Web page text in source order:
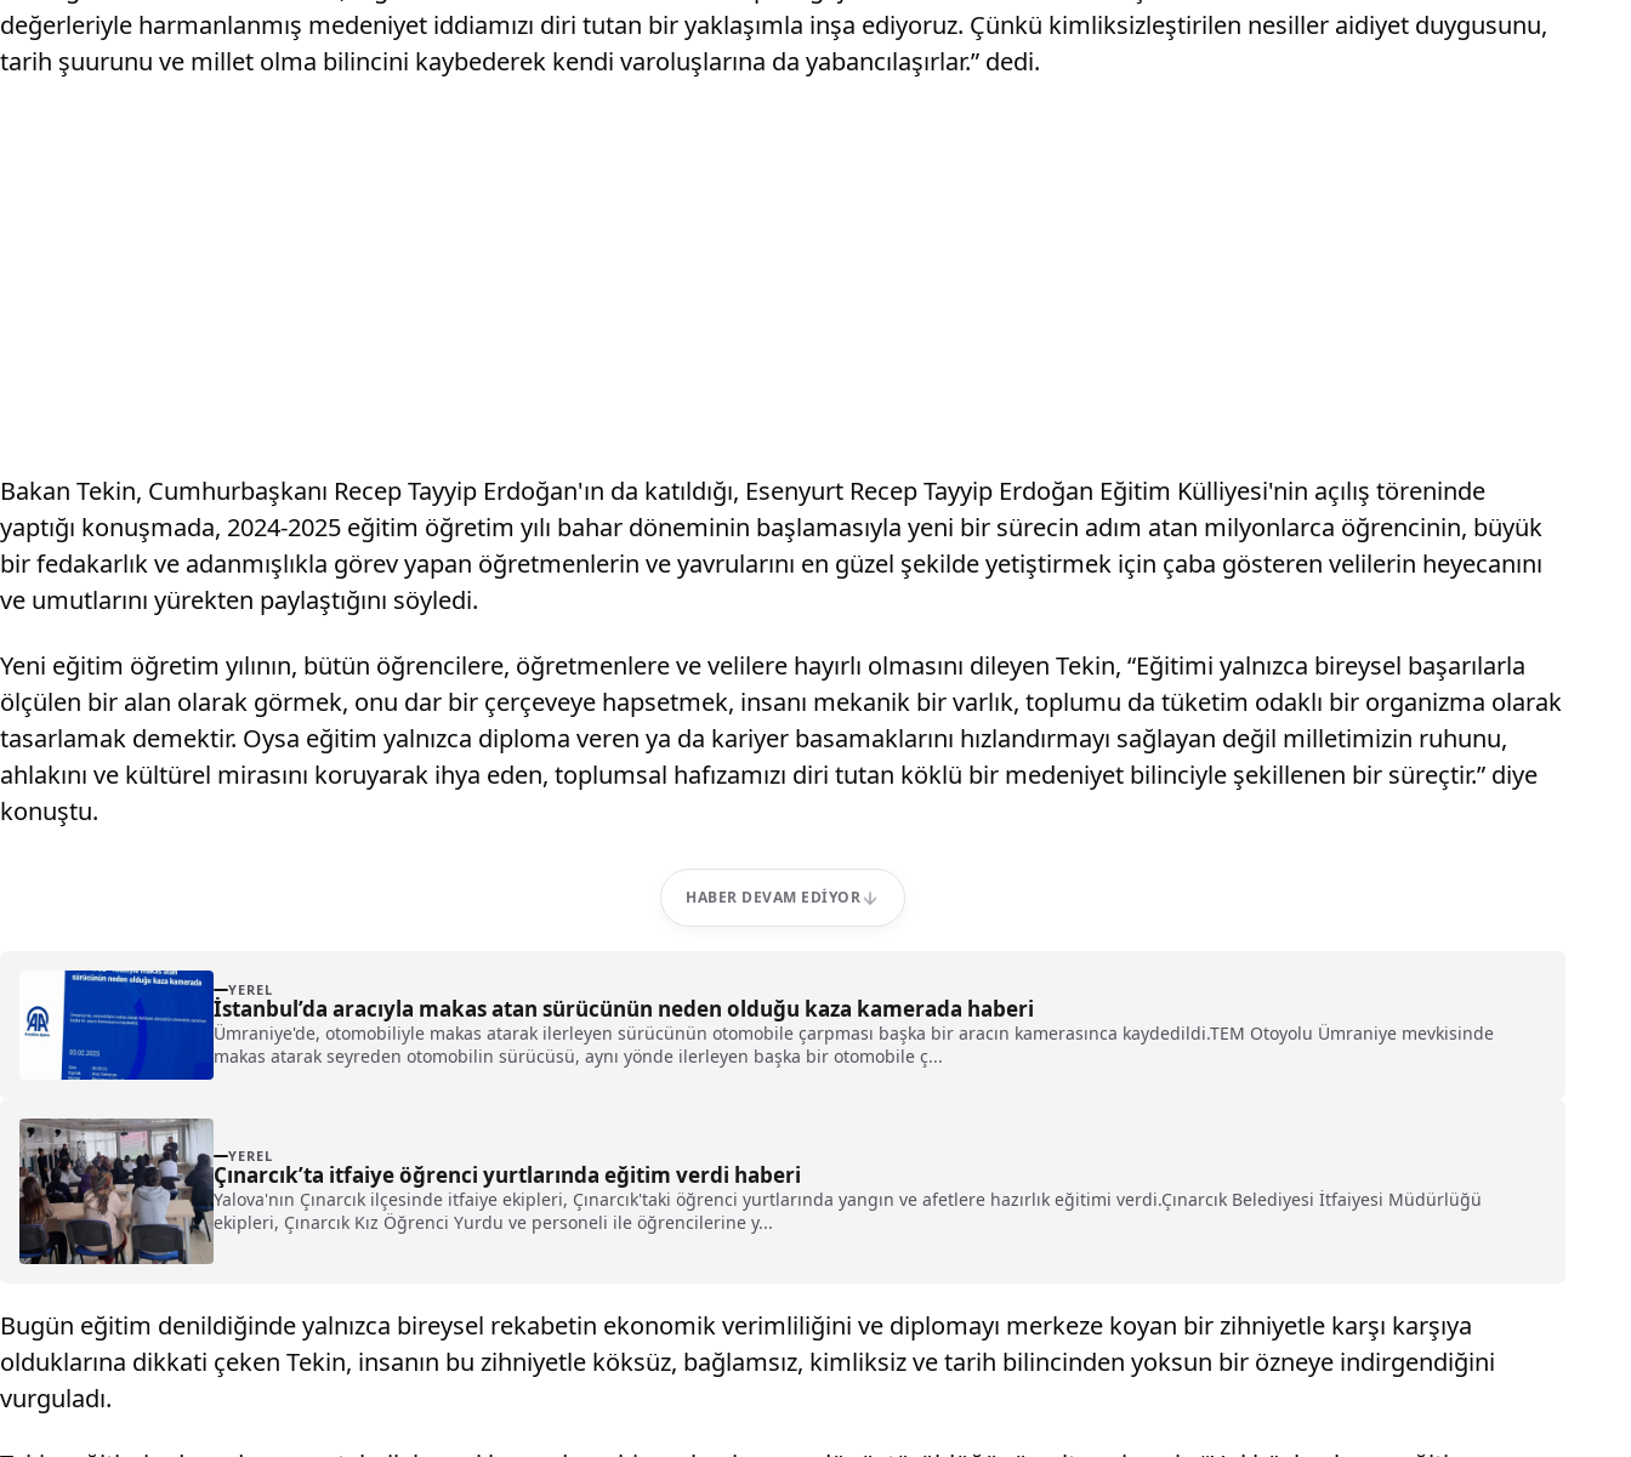
değerleriyle harmanlanmış medeniyet iddiamızı diri tutan bir yaklaşımla inşa ediyoruz. Çünkü kimliksizleştirilen nesiller aidiyet duygusunu,
tarih şuurunu ve millet olma bilincini kaybederek kendi varoluşlarına da yabancılaşırlar.” dedi.
Bakan Tekin, Cumhurbaşkanı Recep Tayyip Erdoğan'ın da katıldığı, Esenyurt Recep Tayyip Erdoğan Eğitim Külliyesi'nin açılış töreninde
yaptığı konuşmada, 2024-2025 eğitim öğretim yılı bahar döneminin başlamasıyla yeni bir sürecin adım atan milyonlarca öğrencinin, büyük
bir fedakarlık ve adanmışlıkla görev yapan öğretmenlerin ve yavrularını en güzel şekilde yetiştirmek için çaba gösteren velilerin heyecanını
ve umutlarını yürekten paylaştığını söyledi.
Yeni eğitim öğretim yılının, bütün öğrencilere, öğretmenlere ve velilere hayırlı olmasını dileyen Tekin, “Eğitimi yalnızca bireysel başarılarla
ölçülen bir alan olarak görmek, onu dar bir çerçeveye hapsetmek, insanı mekanik bir varlık, toplumu da tüketim odaklı bir organizma olarak
tasarlamak demektir. Oysa eğitim yalnızca diploma veren ya da kariyer basamaklarını hızlandırmayı sağlayan değil milletimizin ruhunu,
ahlakını ve kültürel mirasını koruyarak ihya eden, toplumsal hafızamızı diri tutan köklü bir medeniyet bilinciyle şekillenen bir süreçtir.” diye
konuştu.
HABER DEVAM EDIYOR
YEREL
İstanbul’da aracıyla makas atan sürücünün neden olduğu kaza kamerada haberi
Ümraniye'de, otomobiliyle makas atarak ilerleyen sürücünün otomobile çarpması başka bir aracın kamerasınca kaydedildi.TEM Otoyolu Ümraniye mevkisinde
makas atarak seyreden otomobilin sürücüsü, aynı yönde ilerleyen başka bir otomobile ç...
YEREL
Çınarcık’ta itfaiye öğrenci yurtlarında eğitim verdi haberi
Yalova'nın Çınarcık ilçesinde itfaiye ekipleri, Çınarcık'taki öğrenci yurtlarında yangın ve afetlere hazırlık eğitimi verdi.Çınarcık Belediyesi İtfaiyesi Müdürlüğü
ekipleri, Çınarcık Kız Öğrenci Yurdu ve personeli ile öğrencilerine y...
Bugün eğitim denildiğinde yalnızca bireysel rekabetin ekonomik verimliliğini ve diplomayı merkeze koyan bir zihniyetle karşı karşıya
olduklarına dikkati çeken Tekin, insanın bu zihniyetle köksüz, bağlamsız, kimliksiz ve tarih bilincinden yoksun bir özneye indirgendiğini
vurguladı.